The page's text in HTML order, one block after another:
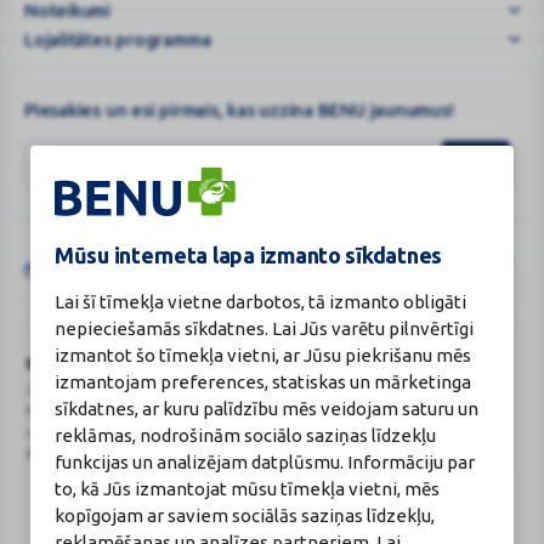
Mūsu interneta lapa izmanto sīkdatnes
Lai šī tīmekļa vietne darbotos, tā izmanto obligāti
nepieciešamās sīkdatnes. Lai Jūs varētu pilnvērtīgi
izmantot šo tīmekļa vietni, ar Jūsu piekrišanu mēs
izmantojam preferences, statiskas un mārketinga
sīkdatnes, ar kuru palīdzību mēs veidojam saturu un
reklāmas, nodrošinām sociālo saziņas līdzekļu
funkcijas un analizējam datplūsmu. Informāciju par
to, kā Jūs izmantojat mūsu tīmekļa vietni, mēs
kopīgojam ar saviem sociālās saziņas līdzekļu,
kü
...
Noteikumi
Lojalitātes programma
Piesakies un esi pirmais, kas uzzina BENU jaunumus!
Google
reCAPTCHA
Šo vietni aizsargā „reCAPTCHA“, un uz to attiecas „Google“
BENU Aptieka Latvija, SIA
Juridiskā adrese / Faktiskā adrese:
Noliktavu iela 5, Dreiliņi, Stopiņu
novads, LV-2130
Reģistrācijas Nr.: 40003252167
Licence
Licences numurs: A00010
E-aptiekas kontakti
Aptiekas vadītāja:
Sertificēta farmaceite: Jeļena
Gončarova
Reģistrācijas Nr.: F-0834
Sertifikāta Nr.: 215.2025